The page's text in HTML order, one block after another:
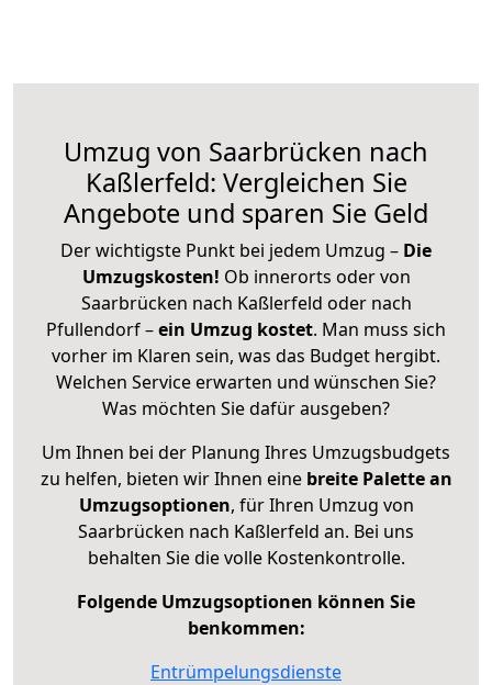
Umzug von Saarbrücken nach
Kaßlerfeld: Vergleichen Sie
Angebote und sparen Sie Geld
Der wichtigste Punkt bei jedem Umzug – Die
Umzugskosten! Ob innerorts oder von
Saarbrücken nach Kaßlerfeld oder nach
Pfullendorf –ein Umzug kostet. Man muss sich
vorher im Klaren sein, was das Budget hergibt.
Welchen Service erwarten und wünschen Sie?
Was möchten Sie dafür ausgeben?
Um Ihnen bei der Planung Ihres Umzugsbudgets
zu helfen, bieten wir Ihnen eine breite Palette an
Umzugsoptionen, für Ihren Umzug von
Saarbrücken nach Kaßlerfeld an. Bei uns
behalten Sie die volle Kostenkontrolle.
Folgende Umzugsoptionen können Sie
benkommen:
Entrümpelungsdienste